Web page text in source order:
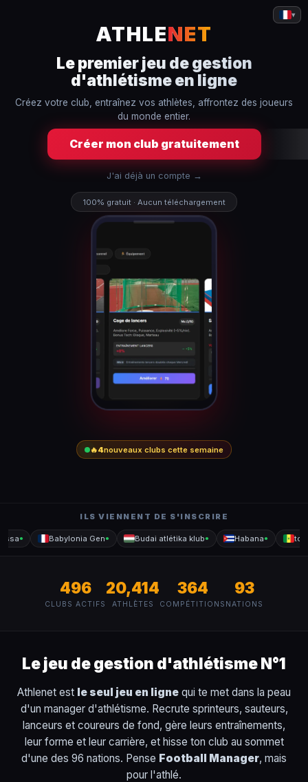
▾
ATHLENET
Le premier jeu de gestion
d'athlétisme en ligne
Créez votre club, entraînez vos athlètes, affrontez des joueurs
du monde entier.
Créer mon club gratuitement
J'ai déjà un compte →
100% gratuit · Aucun téléchargement
🔥4nouveaux clubs cette semaine
ILS VIENNENT DE S'INSCRIRE
● Babylonia Gen● Budai atlétika klub● Habana● toto
496
CLUBS ACTIFS
20,414
ATHLÈTES
364
COMPÉTITIONS
93
NATIONS
Le jeu de gestion d'athlétisme N°1
Athlenet est le seul jeu en ligne qui te met dans la peau
d'un manager d'athlétisme. Recrute sprinteurs, sauteurs,
lanceurs et coureurs de fond, gère leurs entraînements,
leur forme et leur carrière, et hisse ton club au sommet
d'une des 96 nations. Pense Football Manager, mais
pour l'athlé.